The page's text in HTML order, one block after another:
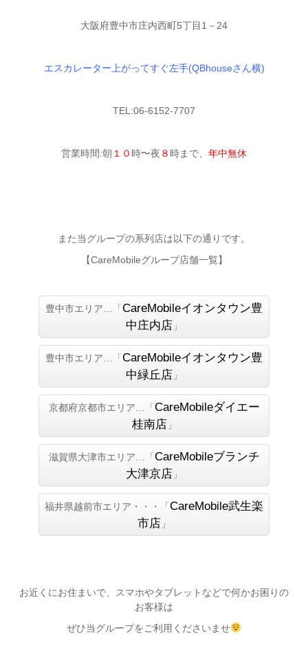
大阪府豊中市庄内西町5丁目1－24
エスカレーター上がってすぐ左手(QBhouseさん横)
TEL:06-6152-7707
営業時間:朝 １０ 時〜夜 ８ 時まで、 年中無休
また当グループの系列店は以下の通りです。
【CareMobileグループ店舗一覧】
豊中市エリア…「 CareMobileイオンタウン豊
中庄内店 」
豊中市エリア…「 CareMobileイオンタウン豊
中緑丘店 」
京都府京都市エリア…「 CareMobileダイエー
桂南店 」
滋賀県大津市エリア…「 CareMobileブランチ
大津京店 」
福井県越前市エリア・・・「 CareMobile武生楽
市店 」
お近くにお住まいで、スマホやタブレットなどで何かお困りの
お客様は
ぜひ当グループをご利用くださいませ